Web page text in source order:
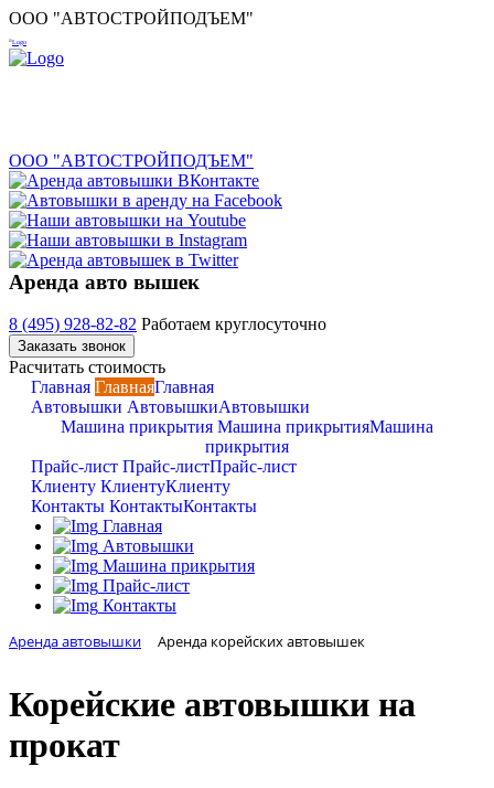
ООО "АВТОСТРОЙПОДЪЕМ"
ООО "АВТОСТРОЙПОДЪЕМ"
Аренда авто вышек
8 (495) 928-82-82 Работаем круглосуточно
Заказать звонок
Расчитать стоимость
Главная ГлавнаяГлавная
Автовышки АвтовышкиАвтовышки
Машина прикрытия Машина прикрытияМашина
прикрытия
Прайс-лист Прайс-листПрайс-лист
Клиенту КлиентуКлиенту
Контакты КонтактыКонтакты
Главная
Автовышки
Машина прикрытия
Прайс-лист
Контакты
Аренда автовышки Аренда корейских автовышек
Корейские автовышки на
прокат